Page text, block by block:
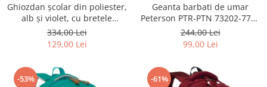
Ghiozdan școlar din poliester,
alb și violet, cu bretele
reglabile - Peterson PTR-PTN
8603-1303 PURPLE
334,00 Lei
129,00 Lei
Geanta barbati de umar
Peterson PTR-PTN 73202-7738
BL
244,00 Lei
99,00 Lei
-53% -61%